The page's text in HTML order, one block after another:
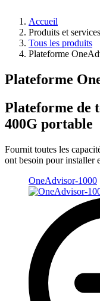
Accueil
Produits et services
Tous les produits
Plateforme
Plateforme
Plateforme de
400G portable
Fournit toutes les
ont besoin pour installer
OneAdvisor-1000